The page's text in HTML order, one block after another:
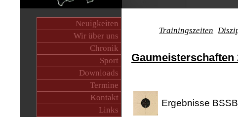
Neuigkeiten
Wir über uns
Chronik
Sport
Downloads
Termine
Kontakt
Links
Trainingszeiten
Gaumeisterschaften
Ergebnisse